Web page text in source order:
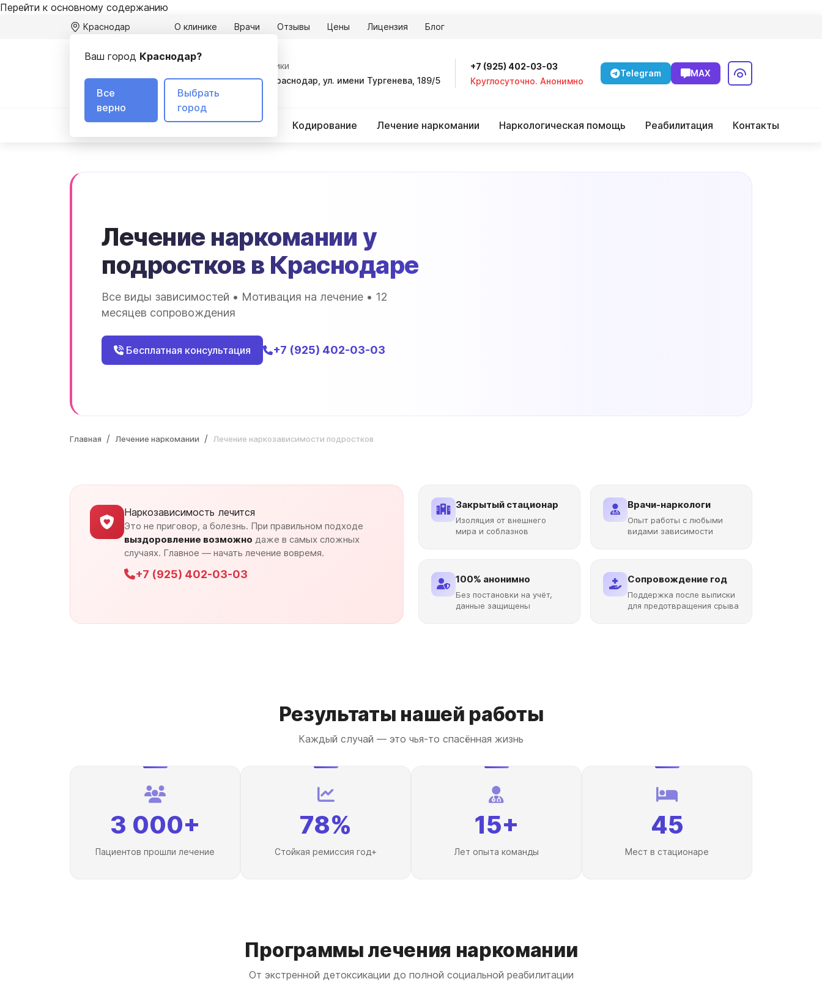
Перейти к основному содержанию
Краснодар
Ваш город Краснодар?
Все
верно
Выбрать
город
О клинике Врачи Отзывы Цены Лицензия Блог
Адрес клиники
350078 г. Краснодар, ул. имени Тургенева, 189/5
+7 (925) 402-03-03
Круглосуточно. Анонимно
Telegram MAX
Вывод из запоя Лечение алкоголизма Кодирование Лечение наркомании Наркологическая помощь Реабилитация Контакты
Лечение наркомании у
подростков в Краснодаре
Все виды зависимостей • Мотивация на лечение • 12
месяцев сопровождения
Бесплатная консультация +7 (925) 402-03-03
Главная Лечение наркомании Лечение наркозависимости подростков
Наркозависимость лечится
Это не приговор, а болезнь. При правильном подходе
выздоровление возможно даже в самых сложных
случаях. Главное — начать лечение вовремя.
+7 (925) 402-03-03
Закрытый стационар
Изоляция от внешнего
мира и соблазнов
Врачи-наркологи
Опыт работы с любыми
видами зависимости
100% анонимно
Без постановки на учёт,
данные защищены
Сопровождение год
Поддержка после выписки
для предотвращения срыва
Результаты нашей работы
Каждый случай — это чья-то спасённая жизнь
3 000+
Пациентов прошли лечение
78%
Стойкая ремиссия год+
15+
Лет опыта команды
45
Мест в стационаре
Программы лечения наркомании
От экстренной детоксикации до полной социальной реабилитации